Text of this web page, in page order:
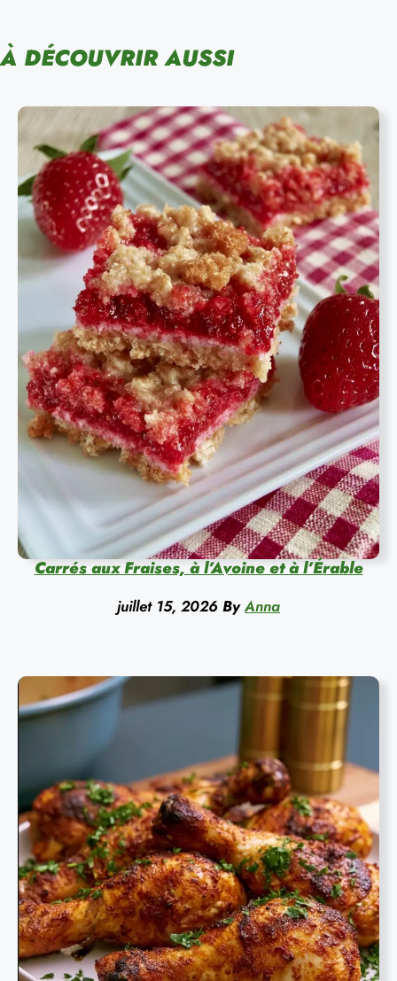
À DÉCOUVRIR AUSSI
Carrés aux Fraises, à l’Avoine et à l’Érable
juillet 15, 2026 By Anna